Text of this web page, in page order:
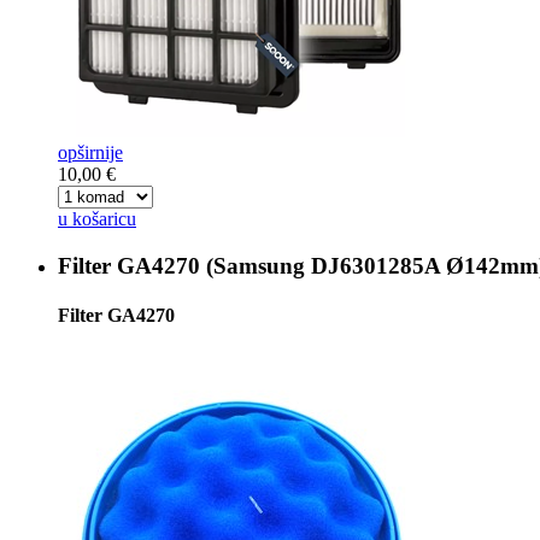
opširnije
10,00 €
u košaricu
Filter GA4270 (Samsung DJ6301285A
Filter GA4270